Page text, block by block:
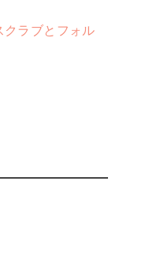
クラブとフォル